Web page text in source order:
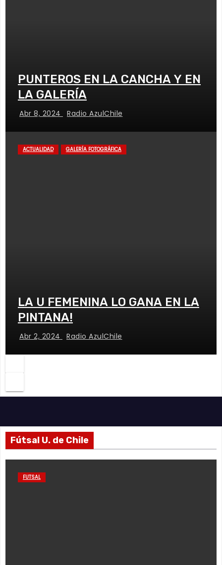
PUNTEROS EN LA CANCHA Y EN
LA GALERÍA
Abr 8, 2024 Radio AzulChile
ACTUALIDAD GALERÍA FOTOGRÁFICA
LA U FEMENINA LO GANA EN LA
PINTANA!
Abr 2, 2024 Radio AzulChile
Fútsal U. de Chile
FUTSAL